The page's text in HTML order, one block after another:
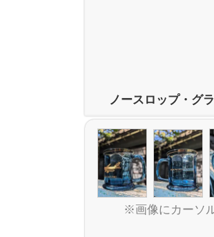
ノースロップ・グ
※画像にカーソ